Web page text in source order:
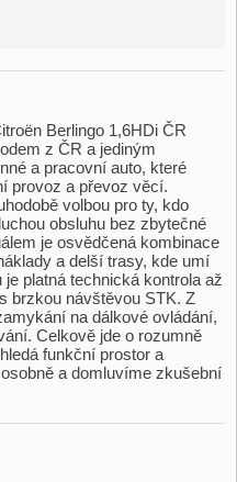
Berlingo 1,​6HDi ČR
z ČR a jediným
a pracovní auto,​ které
provoz a převoz věcí.
volbou pro ty,​ kdo
obsluhu bez zbytečné
je osvědčená kombinace
a delší trasy,​ kde umí
platná technická kontrola až
brzkou návštěvou STK. Z
na dálkové ovládání,​
Celkově jde o rozumně
funkční prostor a
a domluvíme zkušební